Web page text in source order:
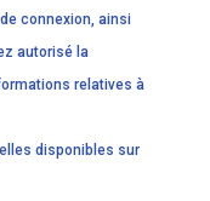
connexion, ainsi
autorisé la
relatives à
disponibles sur